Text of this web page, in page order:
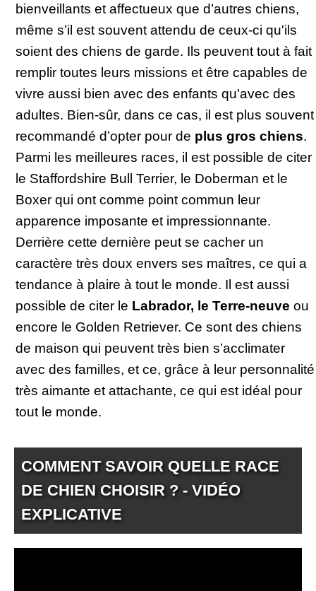
bienveillants et affectueux que d’autres chiens,
même s’il est souvent attendu de ceux-ci qu'ils
soient des chiens de garde. Ils peuvent tout à fait
remplir toutes leurs missions et être capables de
vivre aussi bien avec des enfants qu'avec des
adultes. Bien-sûr, dans ce cas, il est plus souvent
recommandé d’opter pour de plus gros chiens.
Parmi les meilleures races, il est possible de citer
le Staffordshire Bull Terrier, le Doberman et le
Boxer qui ont comme point commun leur
apparence imposante et impressionnante.
Derrière cette dernière peut se cacher un
caractère très doux envers ses maîtres, ce qui a
tendance à plaire à tout le monde. Il est aussi
possible de citer le Labrador, le Terre-neuve ou
encore le Golden Retriever. Ce sont des chiens
de maison qui peuvent très bien s’acclimater
avec des familles, et ce, grâce à leur personnalité
très aimante et attachante, ce qui est idéal pour
tout le monde.
COMMENT SAVOIR QUELLE RACE
DE CHIEN CHOISIR ? - VIDÉO
EXPLICATIVE